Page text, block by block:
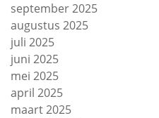
september 2025
augustus 2025
juli 2025
juni 2025
mei 2025
april 2025
maart 2025